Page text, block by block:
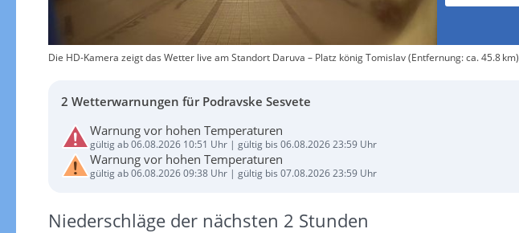
Die HD-Kamera zeigt das Wetter live am Standort Daruva – Platz könig Tomislav (Entfernung: ca. 45.8 km)
2 Wetterwarnungen für Podravske Sesvete
Warnung vor hohen Temperaturen
gültig ab 06.08.2026 10:51 Uhr | gültig bis 06.08.2026 23:59 Uhr
Warnung vor hohen Temperaturen
gültig ab 06.08.2026 09:38 Uhr | gültig bis 07.08.2026 23:59 Uhr
Niederschläge der nächsten 2 Stunden